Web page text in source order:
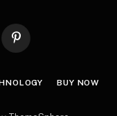
Pinterest
BUY NOW